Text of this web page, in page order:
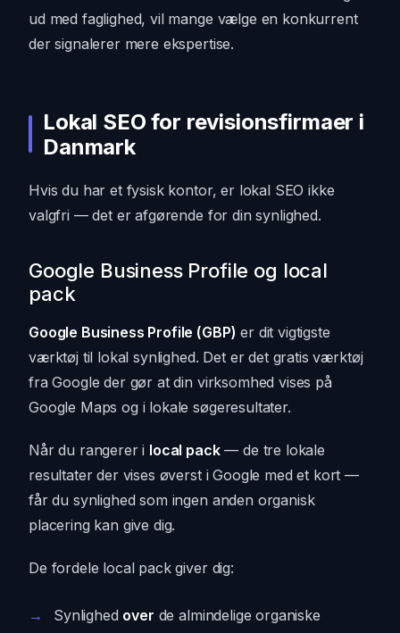
ud med faglighed, vil mange vælge en konkurrent
der signalerer mere ekspertise.
Lokal SEO for revisionsfirmaer i
Danmark
Hvis du har et fysisk kontor, er lokal SEO ikke
valgfri — det er afgørende for din synlighed.
Google Business Profile og local
pack
Google Business Profile (GBP) er dit vigtigste
værktøj til lokal synlighed. Det er det gratis værktøj
fra Google der gør at din virksomhed vises på
Google Maps og i lokale søgeresultater.
Når du rangerer i local pack— de tre lokale
resultater der vises øverst i Google med et kort —
får du synlighed som ingen anden organisk
placering kan give dig.
De fordele local pack giver dig:
Synlighed over de almindelige organiske